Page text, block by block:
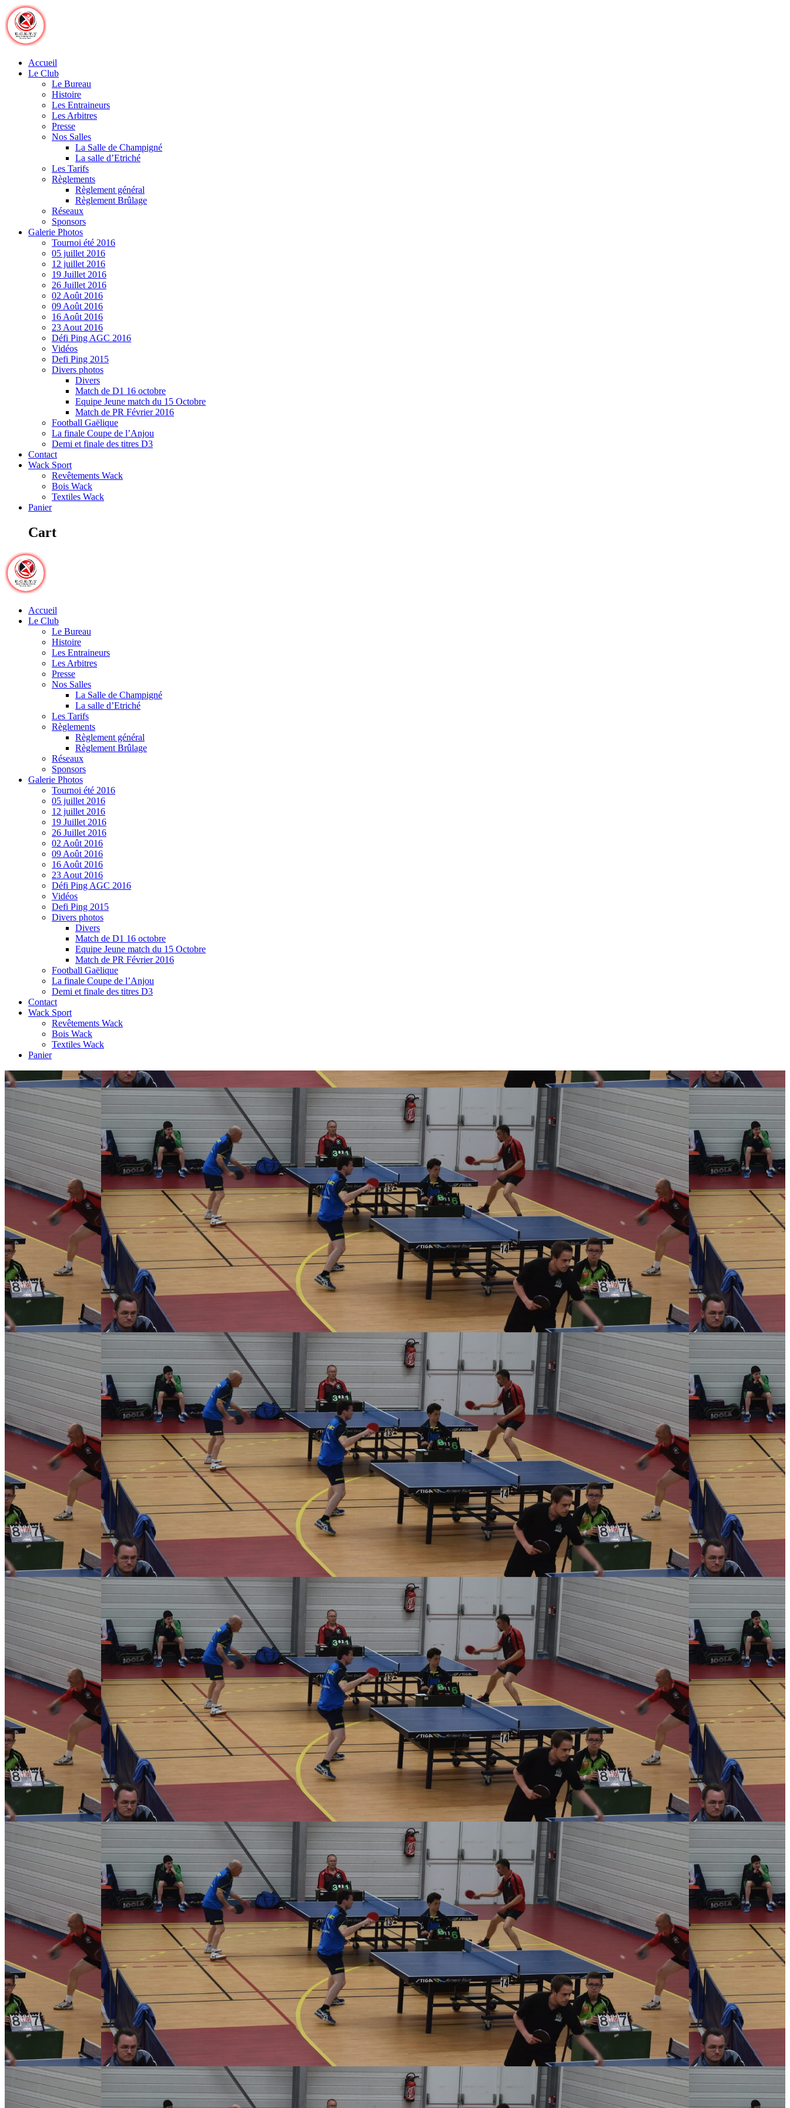
Skip
to
content
Accueil
Le Club
Le Bureau
Histoire
Les Entraineurs
Les Arbitres
Presse
Nos Salles
La Salle de Champigné
La salle d’Etriché
Les Tarifs
Règlements
Règlement général
Règlement Brûlage
Réseaux
Sponsors
Galerie Photos
Tournoi été 2016
05 juillet 2016
12 juillet 2016
19 Juillet 2016
26 Juillet 2016
02 Août 2016
09 Août 2016
16 Août 2016
23 Aout 2016
Défi Ping AGC 2016
Vidéos
Defi Ping 2015
Divers photos
Divers
Match de D1 16 octobre
Equipe Jeune match du 15 Octobre
Match de PR Février 2016
Football Gaëlique
La finale Coupe de l’Anjou
Demi et finale des titres D3
Contact
Wack Sport
Revêtements Wack
Bois Wack
Textiles Wack
Panier
Cart
Accueil
Le Club
Le Bureau
Histoire
Les Entraineurs
Les Arbitres
Presse
Nos Salles
La Salle de Champigné
La salle d’Etriché
Les Tarifs
Règlements
Règlement général
Règlement Brûlage
Réseaux
Sponsors
Galerie Photos
Tournoi été 2016
05 juillet 2016
12 juillet 2016
19 Juillet 2016
26 Juillet 2016
02 Août 2016
09 Août 2016
16 Août 2016
23 Aout 2016
Défi Ping AGC 2016
Vidéos
Defi Ping 2015
Divers photos
Divers
Match de D1 16 octobre
Equipe Jeune match du 15 Octobre
Match de PR Février 2016
Football Gaëlique
La finale Coupe de l’Anjou
Demi et finale des titres D3
Contact
Wack Sport
Revêtements Wack
Bois Wack
Textiles Wack
Panier